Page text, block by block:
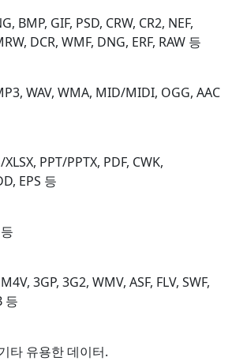
BMP, GIF, PSD, CRW, CR2, NEF,
DCR, WMF, DNG, ERF, RAW 등
WAV, WMA, MID/MIDI, OGG, AAC
PPT/PPTX, PDF, CWK,
EPS 등
3GP, 3G2, WMV, ASF, FLV, SWF,
등
타 유용한 데이터.